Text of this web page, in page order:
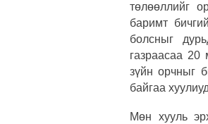
төлөөллийг
баримт
болсныг
газраасаа 20
зүйн орчныг
байгаа
Мөн хууль